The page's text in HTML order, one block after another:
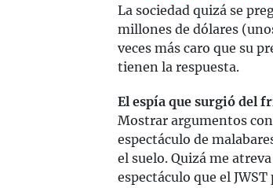
La sociedad quizá se
millones de dólares
veces más caro que su
tienen la respuesta.
El espía que surgió del
Mostrar argumentos
espectáculo de
el suelo. Quizá me
espectáculo que el